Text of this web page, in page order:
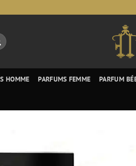
HOMME PARFUMS FEMME PARFUM